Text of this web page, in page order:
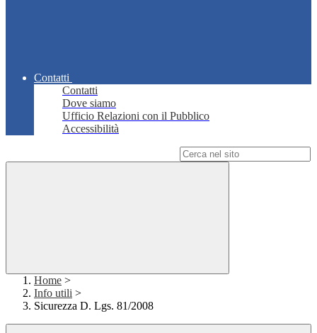
Contatti
Contatti
Dove siamo
Ufficio Relazioni con il Pubblico
Accessibilità
Home >
Info utili >
Sicurezza D. Lgs. 81/2008